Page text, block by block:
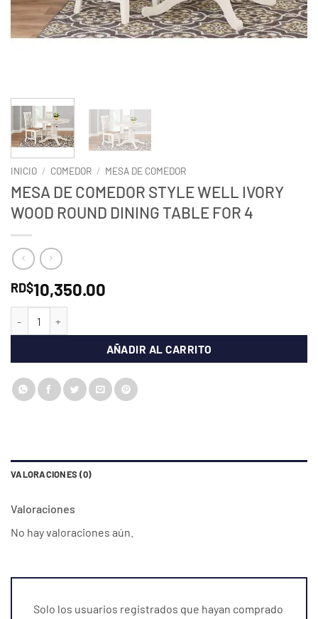
INICIO / COMEDOR / MESA DE COMEDOR
MESA DE COMEDOR STYLE WELL IVORY
WOOD ROUND DINING TABLE FOR 4
RD$10,350.00
AÑADIR AL CARRITO
VALORACIONES (0)
Valoraciones
No hay valoraciones aún.
Solo los usuarios registrados que hayan comprado